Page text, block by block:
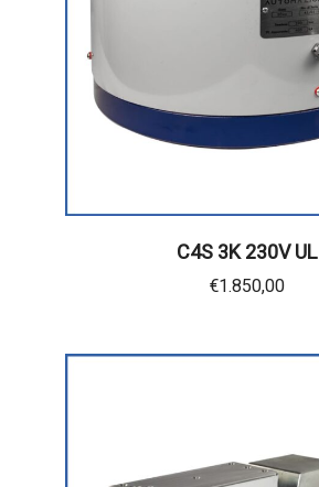
C4S 3K 230V UL
€1.850,00